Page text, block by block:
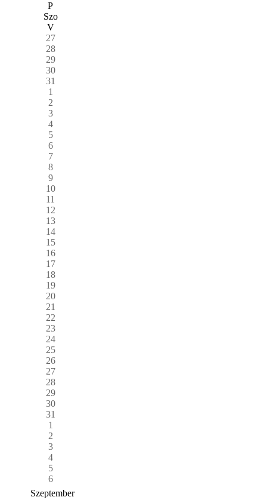
P
Szo
V
27
28
29
30
31
1
2
3
4
5
6
7
8
9
10
11
12
13
14
15
16
17
18
19
20
21
22
23
24
25
26
27
28
29
30
31
1
2
3
4
5
6
Szeptember